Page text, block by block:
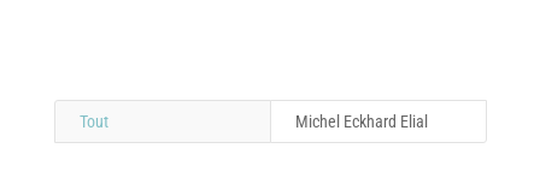
Tout Michel Eckhard Elial